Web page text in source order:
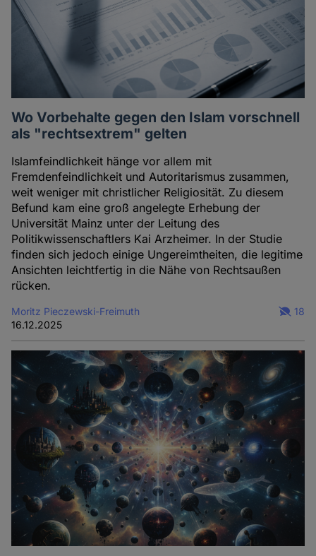
Wo Vorbehalte gegen den Islam vorschnell
als "rechtsextrem" gelten
Islamfeindlichkeit hänge vor allem mit
Fremdenfeindlichkeit und Autoritarismus zusammen,
weit weniger mit christlicher Religiosität. Zu diesem
Befund kam eine groß angelegte Erhebung der
Universität Mainz unter der Leitung des
Politikwissenschaftlers Kai Arzheimer. In der Studie
finden sich jedoch einige Ungereimtheiten, die legitime
Ansichten leichtfertig in die Nähe von Rechtsaußen
rücken.
Moritz Pieczewski-Freimuth
16.12.2025
18